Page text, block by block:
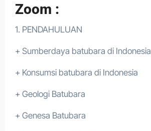
Zoom :
1. PENDAHULUAN
+ Sumberdaya batubara di Indonesia
+ Konsumsi batubara di Indonesia
+ Geologi Batubara
+ Genesa Batubara